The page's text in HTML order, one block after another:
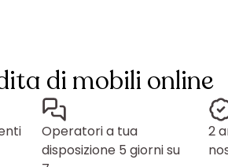
di mobili online
Operatori a tua
disposizione 5 giorni su
2